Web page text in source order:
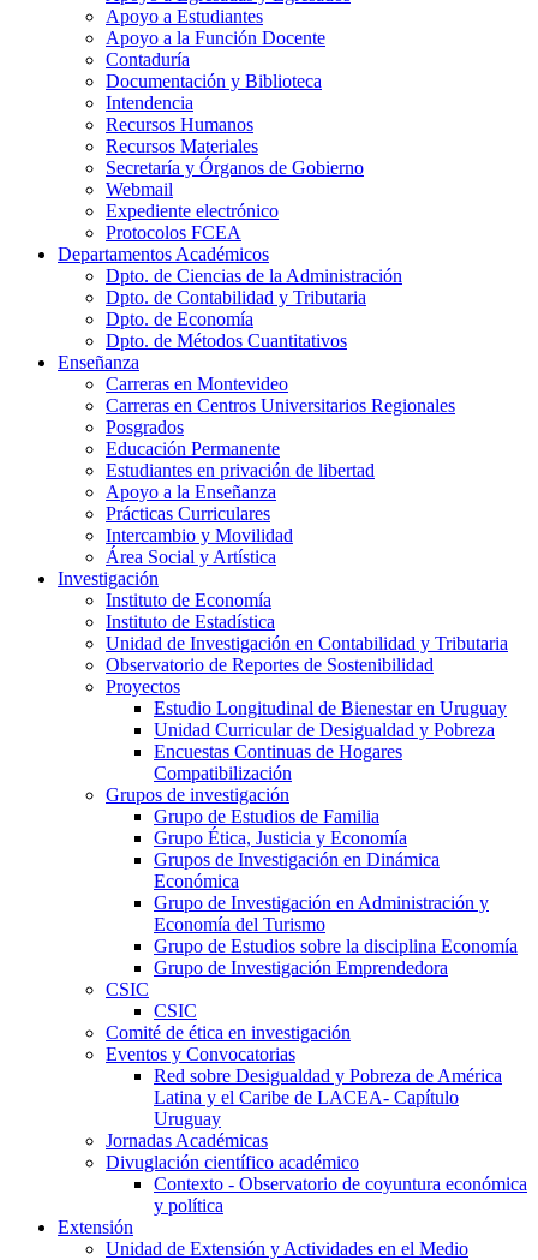
Apoyo a Estudiantes
Apoyo a la Función Docente
Contaduría
Documentación y Biblioteca
Intendencia
Recursos Humanos
Recursos Materiales
Secretaría y Órganos de Gobierno
Webmail
Expediente electrónico
Protocolos FCEA
Departamentos Académicos
Dpto. de Ciencias de la Administración
Dpto. de Contabilidad y Tributaria
Dpto. de Economía
Dpto. de Métodos Cuantitativos
Enseñanza
Carreras en Montevideo
Carreras en Centros Universitarios Regionales
Posgrados
Educación Permanente
Estudiantes en privación de libertad
Apoyo a la Enseñanza
Prácticas Curriculares
Intercambio y Movilidad
Área Social y Artística
Investigación
Instituto de Economía
Instituto de Estadística
Unidad de Investigación en Contabilidad y Tributaria
Observatorio de Reportes de Sostenibilidad
Proyectos
Estudio Longitudinal de Bienestar en Uruguay
Unidad Curricular de Desigualdad y Pobreza
Encuestas Continuas de Hogares
Compatibilización
Grupos de investigación
Grupo de Estudios de Familia
Grupo Ética, Justicia y Economía
Grupos de Investigación en Dinámica
Económica
Grupo de Investigación en Administración y
Economía del Turismo
Grupo de Estudios sobre la disciplina Economía
Grupo de Investigación Emprendedora
CSIC
CSIC
Comité de ética en investigación
Eventos y Convocatorias
Red sobre Desigualdad y Pobreza de América
Latina y el Caribe de LACEA- Capítulo
Uruguay
Jornadas Académicas
Divuglación científico académico
Contexto - Observatorio de coyuntura económica
y política
Extensión
Unidad de Extensión y Actividades en el Medio